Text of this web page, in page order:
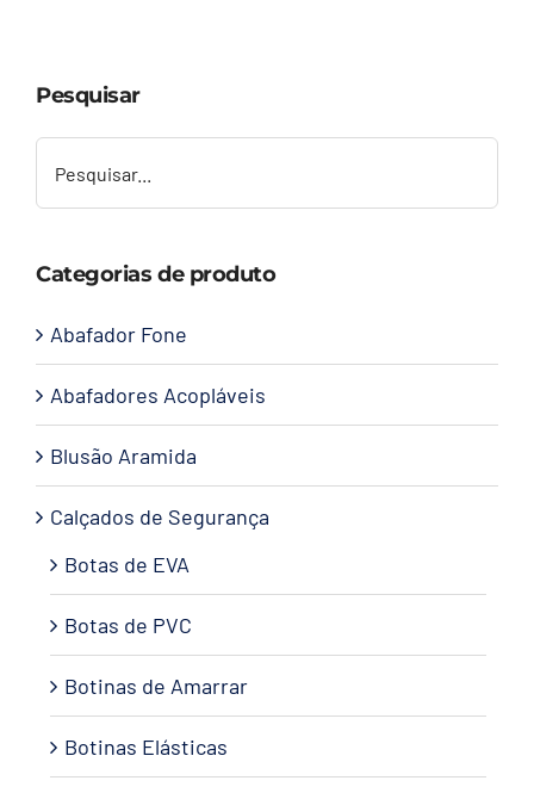
Contato
Pesquisar
Categorias de produto
Abafador Fone
Abafadores Acopláveis
Blusão Aramida
Calçados de Segurança
Botas de EVA
Botas de PVC
Botinas de Amarrar
Botinas Elásticas